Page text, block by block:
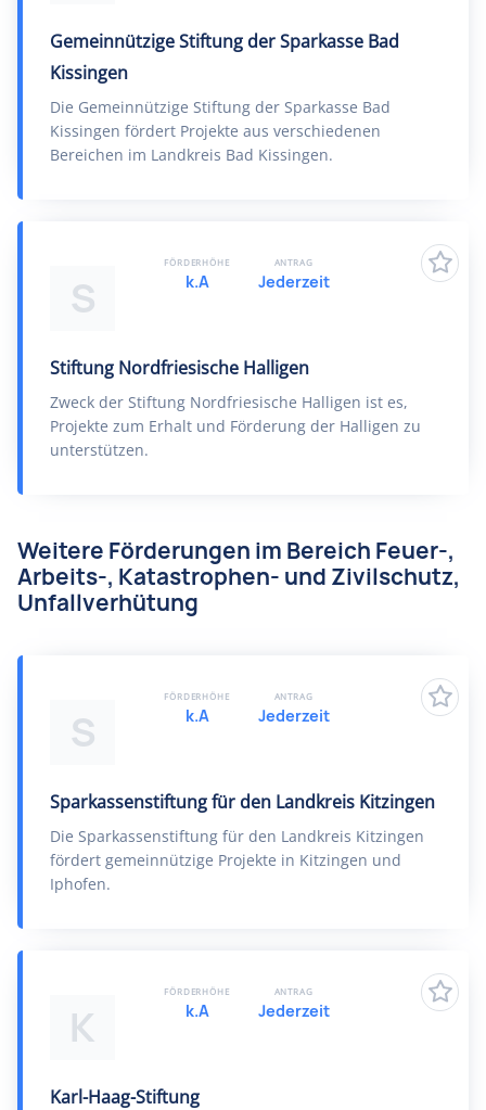
Gemeinnützige Stiftung der Sparkasse Bad
Kissingen
Die Gemeinnützige Stiftung der Sparkasse Bad
Kissingen fördert Projekte aus verschiedenen
Bereichen im Landkreis Bad Kissingen.
S
Stiftung Nordfriesische Halligen
Zweck der Stiftung Nordfriesische Halligen ist es,
Projekte zum Erhalt und Förderung der Halligen zu
unterstützen.
FÖRDERHÖHE
k.A
ANTRAG
Jederzeit
Weitere Förderungen im Bereich Feuer-,
Arbeits-, Katastrophen- und Zivilschutz,
Unfallverhütung
S
Sparkassenstiftung für den Landkreis Kitzingen
Die Sparkassenstiftung für den Landkreis Kitzingen
fördert gemeinnützige Projekte in Kitzingen und
Iphofen.
FÖRDERHÖHE
k.A
ANTRAG
Jederzeit
K
Karl-Haag-Stiftung
FÖRDERHÖHE
k.A
ANTRAG
Jederzeit